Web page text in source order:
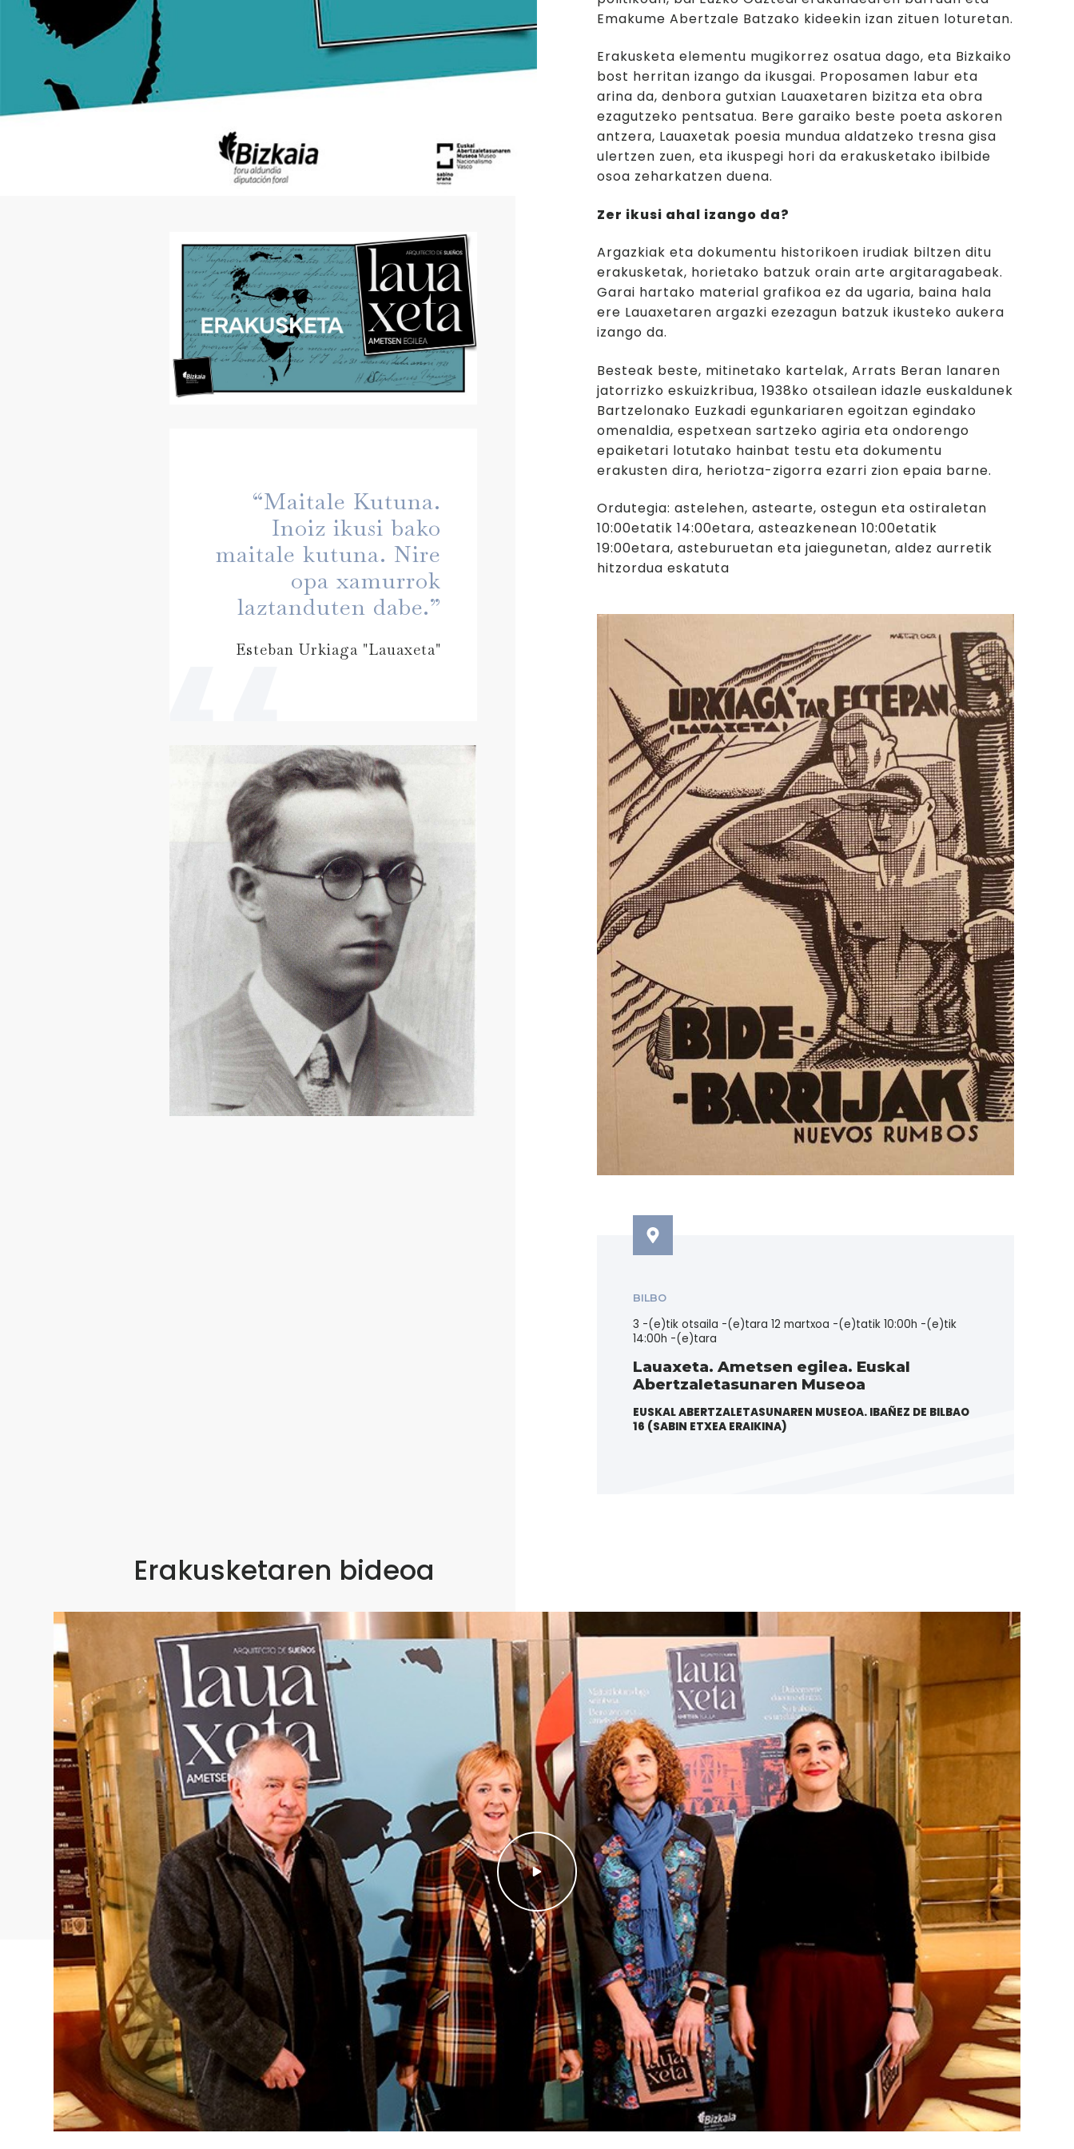
Emakume Abertzale Batzako kideekin izan zituen loturetan.
Erakusketa elementu mugikorrez osatua dago, eta Bizkaiko
bost herritan izango da ikusgai. Proposamen labur eta
arina da, denbora gutxian Lauaxetaren bizitza eta obra
ezagutzeko pentsatua. Bere garaiko beste poeta askoren
antzera, Lauaxetak poesia mundua aldatzeko tresna gisa
ulertzen zuen, eta ikuspegi hori da erakusketako ibilbide
osoa zeharkatzen duena.
Zer ikusi ahal izango da?
Argazkiak eta dokumentu historikoen irudiak biltzen ditu
erakusketak, horietako batzuk orain arte argitaragabeak.
Garai hartako material grafikoa ez da ugaria, baina hala
ere Lauaxetaren argazki ezezagun batzuk ikusteko aukera
izango da.
Besteak beste, mitinetako kartelak, Arrats Beran lanaren
jatorrizko eskuizkribua, 1938ko otsailean idazle euskaldunek
Bartzelonako Euzkadi egunkariaren egoitzan egindako
omenaldia, espetxean sartzeko agiria eta ondorengo
epaiketari lotutako hainbat testu eta dokumentu
erakusten dira, heriotza-zigorra ezarri zion epaia barne.
Ordutegia: astelehen, astearte, ostegun eta ostiraletan
10:00etatik 14:00etara, asteazkenean 10:00etatik
19:00etara, asteburuetan eta jaiegunetan, aldez aurretik
hitzordua eskatuta
BILBO
3 -(e)tik otsaila -(e)tara 12 martxoa -(e)tatik 10:00h -(e)tik
14:00h -(e)tara
Lauaxeta. Ametsen egilea. Euskal
Abertzaletasunaren Museoa
EUSKAL ABERTZALETASUNAREN MUSEOA. IBAÑEZ DE BILBAO
16 (SABIN ETXEA ERAIKINA)
“Maitale Kutuna.
Inoiz ikusi bako
maitale kutuna. Nire
opa xamurrok
laztanduten dabe.”
Esteban Urkiaga "Lauaxeta"
Erakusketaren bideoa